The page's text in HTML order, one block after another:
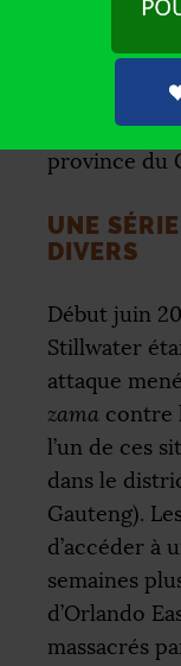
cas est
,
Makhura,
province du
UNE
DIVERS
Début juin
Stillwater
attaque
zama contre
l’un de ces
dans le
Gauteng).
d’accéder à
semaines
d’Orlando
massacrés